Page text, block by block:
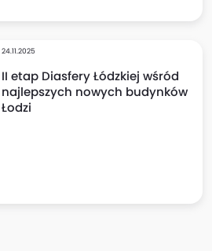
24.11.2025
II etap Diasfery Łódzkiej wśród
najlepszych nowych budynków
Łodzi